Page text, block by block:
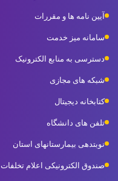
آیین نامه ها و مقررات
سامانه میز خدمت
دسترسی به منابع الکترونیک
شبکه های مجازی
کتابخانه دیجیتال
تلفن های دانشگاه
نوبتدهی بیمارستانهای استان
صندوق الکترونیکی اعلام تخلفات